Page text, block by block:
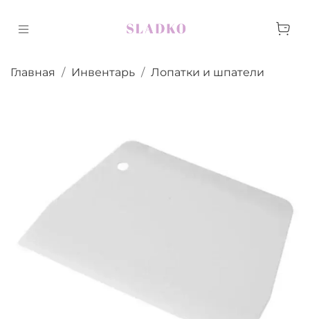
Главная Инвентарь Лопатки и шпатели